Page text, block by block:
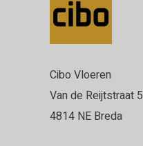
Cibo Vloeren
Van de Reijtstraat 5
4814 NE Breda